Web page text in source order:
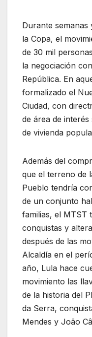
Durante semanas
la Copa, el
de 30 mil
la negociación
República. En
formalizado el
Ciudad, con
de área de
de vivienda
Además del
que el terreno de
Pueblo tendría
de un conjunto
familias, el MTST
conquistas y
después de las
Alcaldía en el
año, Lula hace
movimiento las
de la historia del
da Serra,
Mendes y João